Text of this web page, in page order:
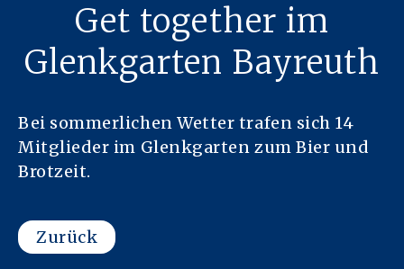
Get together im
Glenkgarten Bayreuth
Bei sommerlichen Wetter trafen sich 14
Mitglieder im Glenkgarten zum Bier und
Brotzeit.
Zurück